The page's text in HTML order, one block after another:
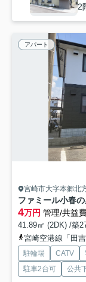
2
アパート
宮崎市大字本郷北
ファミール小春
4万円 管理/共益
41.89㎡ (2DK) /築
宮崎空港線「田
駐輪場 CATV
駐車2台可
公共